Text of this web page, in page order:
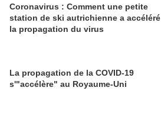
Coronavirus : Comment une petite
station de ski autrichienne a accéléré
la propagation du virus
La propagation de la COVID-19
s'"accélère" au Royaume-Uni